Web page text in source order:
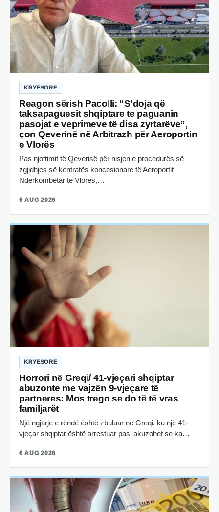
KRYESORE
Reagon sërish Pacolli: “S’doja që
taksapaguesit shqiptarë të paguanin
pasojat e veprimeve të disa zyrtarëve”,
çon Qeverinë në Arbitrazh për Aeroportin
e Vlorës
Pas njoftimit të Qeverisë për nisjen e procedurës së
zgjidhjes së kontratës koncesionare të Aeroportit
Ndërkombëtar të Vlorës,…
6 AUG 2026
KRYESORE
Horrori në Greqi/ 41-vjeçari shqiptar
abuzonte me vajzën 9-vjeçare të
partneres: Mos trego se do të të vras
familjarët
Një ngjarje e rëndë është zbuluar në Greqi, ku një 41-
vjeçar shqiptar është arrestuar pasi akuzohet se ka…
6 AUG 2026